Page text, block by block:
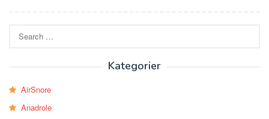
for:
Kategorier
AirSnore
Anadrole